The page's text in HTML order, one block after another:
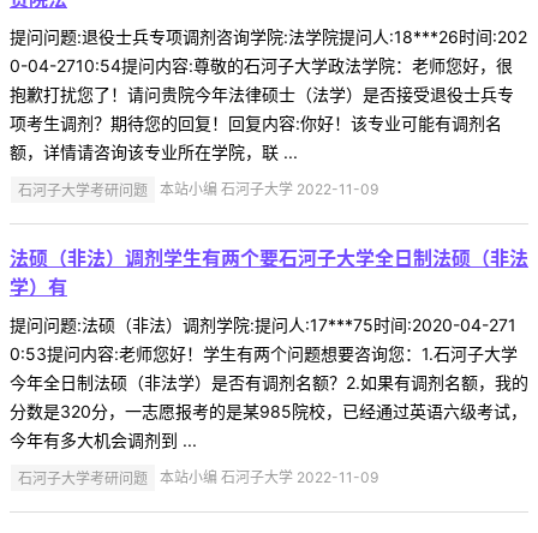
提问问题:退役士兵专项调剂咨询学院:法学院提问人:18***26时间:202
0-04-2710:54提问内容:尊敬的石河子大学政法学院：老师您好，很
抱歉打扰您了！请问贵院今年法律硕士（法学）是否接受退役士兵专
项考生调剂？期待您的回复！回复内容:你好！该专业可能有调剂名
额，详情请咨询该专业所在学院，联 ...
石河子大学考研问题 本站小编 石河子大学 2022-11-09
法硕（非法）调剂学生有两个要石河子大学全日制法硕（非法
学）有
提问问题:法硕（非法）调剂学院:提问人:17***75时间:2020-04-271
0:53提问内容:老师您好！学生有两个问题想要咨询您：1.石河子大学
今年全日制法硕（非法学）是否有调剂名额？2.如果有调剂名额，我的
分数是320分，一志愿报考的是某985院校，已经通过英语六级考试，
今年有多大机会调剂到 ...
石河子大学考研问题 本站小编 石河子大学 2022-11-09